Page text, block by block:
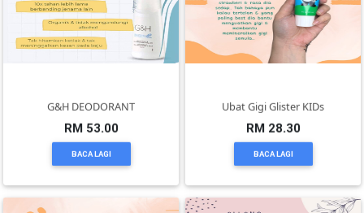
G&H DEODORANT
RM 53.00
BACA LAGI
Ubat Gigi Glister KIDs
RM 28.30
BACA LAGI
KELANTAN(22)
SEMBILAN(10)
KEDAH(13)